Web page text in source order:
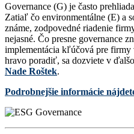
Governance (G) je často
Zatiaľ čo environmentálne (E) a
známe, zodpovedné riadenie
nejasné. Čo presne governance
implementácia kľúčová pre
hravo poradiť, sa dozviete v
Nade Roštek.
Podrobnejšie informácie